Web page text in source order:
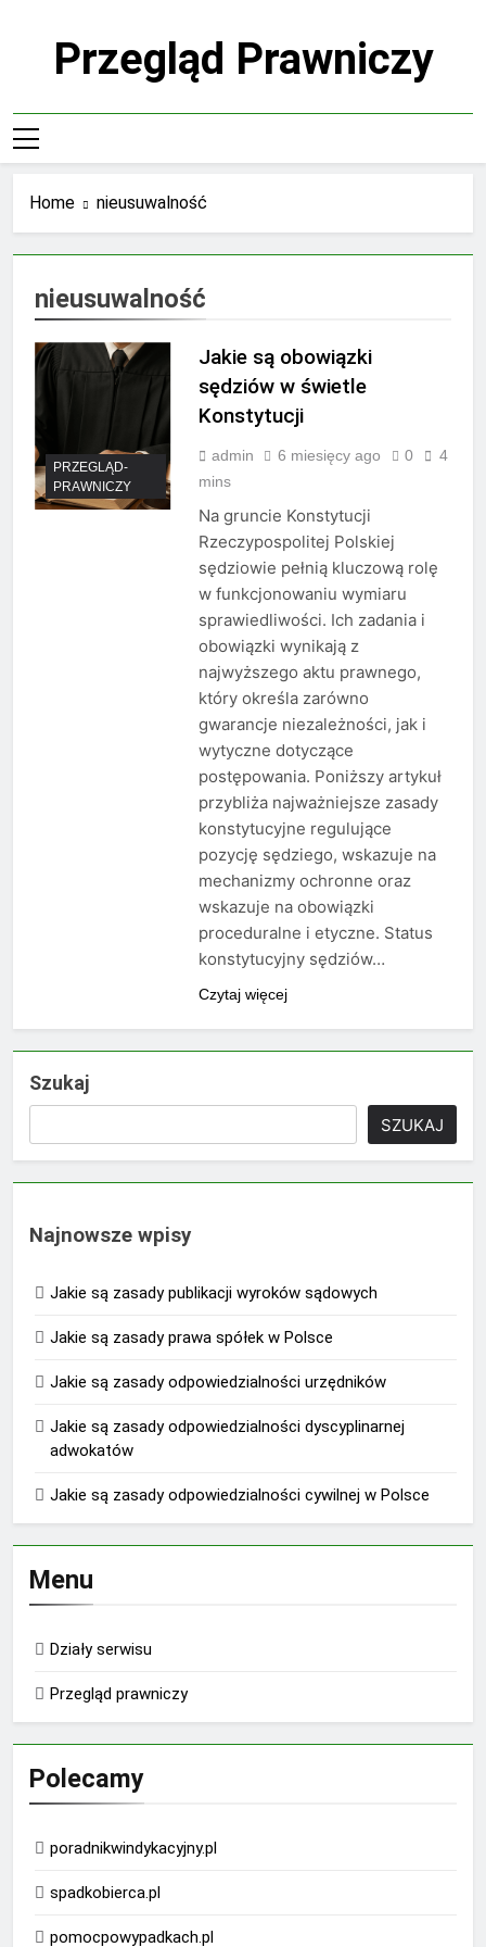
Przegląd Prawniczy
Home nieusuwalność
nieusuwalność
PRZEGLĄD-
PRAWNICZY
Jakie są obowiązki
sędziów w świetle
Konstytucji
admin 6 miesięcy ago 0
4
mins
Na gruncie Konstytucji
Rzeczypospolitej Polskiej
sędziowie pełnią kluczową rolę
w funkcjonowaniu wymiaru
sprawiedliwości. Ich zadania i
obowiązki wynikają z
najwyższego aktu prawnego,
który określa zarówno
gwarancje niezależności, jak i
wytyczne dotyczące
postępowania. Poniższy artykuł
przybliża najważniejsze zasady
konstytucyjne regulujące
pozycję sędziego, wskazuje na
mechanizmy ochronne oraz
wskazuje na obowiązki
proceduralne i etyczne. Status
konstytucyjny sędziów…
Czytaj więcej
Szukaj
SZUKAJ
Najnowsze wpisy
Jakie są zasady publikacji wyroków sądowych
Jakie są zasady prawa spółek w Polsce
Jakie są zasady odpowiedzialności urzędników
Jakie są zasady odpowiedzialności dyscyplinarnej
adwokatów
Jakie są zasady odpowiedzialności cywilnej w Polsce
Menu
Działy serwisu
Przegląd prawniczy
Polecamy
poradnikwindykacyjny.pl
spadkobierca.pl
pomocpowypadkach.pl